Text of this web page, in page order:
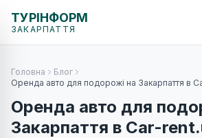
ТУРІНФОРМ
ЗАКАРПАТТЯ
Головна
Блог
Оренда авто для подорожі на Закарпаття в
Оренда авто для
Закарпаття в Car-